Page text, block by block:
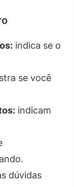
indica se o
se você
indicam
dúvidas